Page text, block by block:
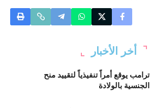
أخر الأخبار
ترامب يوقع أمراً تنفيذياً لتقييد منح
الجنسية بالولادة